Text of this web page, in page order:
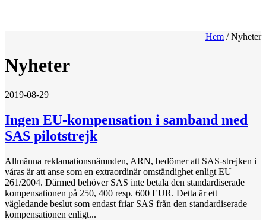
Hem /Nyheter
Nyheter
2019-08-29
Ingen EU-kompensation i samband med
SAS pilotstrejk
Allmänna reklamationsnämnden, ARN, bedömer att SAS-strejken i
våras är att anse som en extraordinär omständighet enligt EU
261/2004. Därmed behöver SAS inte betala den standardiserade
kompensationen på 250, 400 resp. 600 EUR. Detta är ett
vägledande beslut som endast friar SAS från den standardiserade
kompensationen enligt...